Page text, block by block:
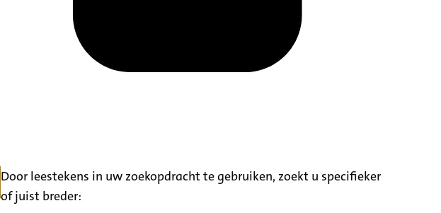
Door leestekens in uw zoekopdracht te gebruiken, zoekt u specifieker
of juist breder: